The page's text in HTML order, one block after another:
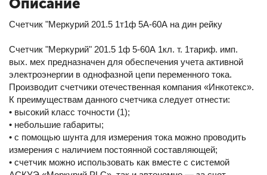
Счетчик "Меркурий 201.5 1т1ф 5А-60А на дин рейку
Счетчик "Меркурий" 201.5 1ф 5-60А 1кл. т. 1тариф. имп.
вых. мех предназначен для обеспечения учета активной
электроэнергии в однофазной цепи переменного тока.
Производит счетчики отечественная компания «Инкотекс».
К преимуществам данного счетчика следует отнести:
• высокий класс точности (1);
• небольшие габариты;
• с помощью шунта для измерения тока можно проводить
измерения с наличием постоянной составляющей;
• счетчик можно использовать как вместе с системой